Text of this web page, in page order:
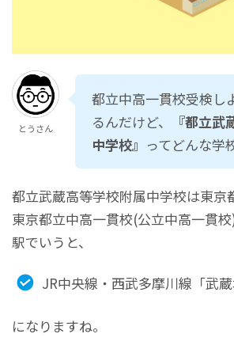
とうさん
都立中高一貫校受検し
るんだけど、
『都立
中学校』 ってどんな学
都立武蔵高等学校附属中学校は東京
東京都立中高一貫校(公立中高一貫校)
駅でいうと、
JR中央線・西武多摩川線「武蔵
になりますね。